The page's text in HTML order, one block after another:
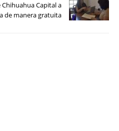
Capital a
de manera gratuita